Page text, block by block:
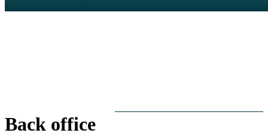
Back office